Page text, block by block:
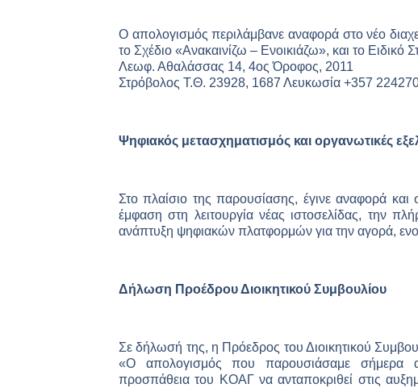
Ο απολογισμός περιλάμβανε αναφορά στο νέο
το Σχέδιο «Ανακαινίζω – Ενοικιάζω», και το Ειδικό
Λεωφ. Αθαλάσσας 14, 4ος Όροφος, 2011
Στρόβολος Τ.Θ. 23928, 1687 Λευκωσία +357
Ψηφιακός μετασχηματισμός και οργανωτικές
Στο πλαίσιο της παρουσίασης, έγινε αναφορά και
έμφαση στη λειτουργία νέας ιστοσελίδας, την
ανάπτυξη ψηφιακών πλατφορμών για την αγορά,
Δήλωση Προέδρου Διοικητικού Συμβουλίου
Σε δήλωσή της, η Πρόεδρος του Διοικητικού
«Ο απολογισμός που παρουσιάσαμε σήμερα
προσπάθεια του ΚΟΑΓ να ανταποκριθεί στις